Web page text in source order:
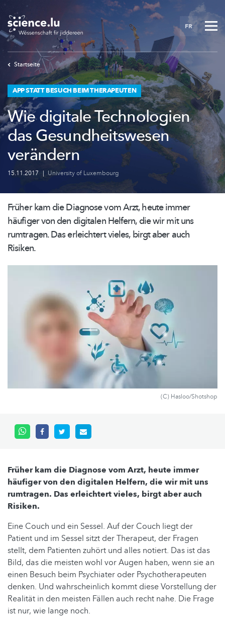
Skip
main
content
FR
Startseite
APP STATT BESUCH BEIM THERAPEUTEN
Wie digitale Technologien
das Gesundheitswesen
verändern
15.11.2017 | University of Luxembourg
Früher kam die Diagnose vom Arzt, heute immer
häufiger von den digitalen Helfern, die wir mit uns
rumtragen. Das erleichtert vieles, birgt aber auch
Risiken.
(C) Hasloo/Shotshop
Früher kam die Diagnose vom Arzt, heute immer
häufiger von den digitalen Helfern, die wir mit uns
rumtragen. Das erleichtert vieles, birgt aber auch
Risiken.
Eine Couch und ein Sessel. Auf der Couch liegt der
Patient und im Sessel sitzt der Therapeut, der Fragen
stellt, dem Patienten zuhört und alles notiert. Das ist das
Bild, das die meisten wohl vor Augen haben, wenn sie an
einen Besuch beim Psychiater oder Psychotherapeuten
denken. Und wahrscheinlich kommt diese Vorstellung der
Realität in den meisten Fällen auch recht nahe. Die Frage
ist nur, wie lange noch.